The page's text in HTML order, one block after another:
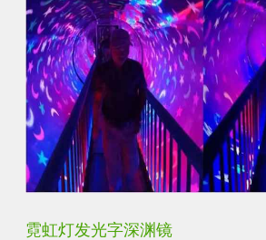
霓虹灯发光字深渊镜